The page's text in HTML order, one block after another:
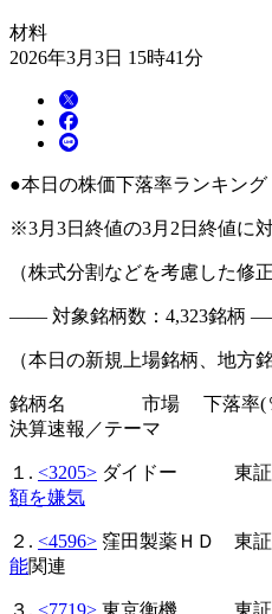
材料
2026年3月3日 15時41分
●本日の株価下落率ランキング
※3月3日終値の3月2日終値に
（株式分割などを考慮した修
―― 対象銘柄数：4,323銘柄
（本日の新規上場銘柄、地方
銘柄名 市場 下落率(％
決算速報／テーマ
１. <3205> ダイドー 東
額を嫌気
２. <4596> 窪田製薬ＨＤ
能関連
３. <7719> 東京衡機 東